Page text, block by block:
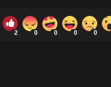
2 0 0 0 0